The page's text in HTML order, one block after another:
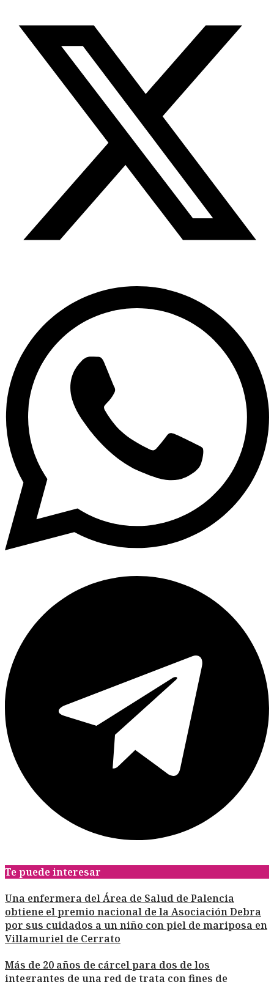
Te puede interesar
Una enfermera del Área de Salud de Palencia
obtiene el premio nacional de la Asociación Debra
por sus cuidados a un niño con piel de mariposa en
Villamuriel de Cerrato
Más de 20 años de cárcel para dos de los
integrantes de una red de trata con fines de